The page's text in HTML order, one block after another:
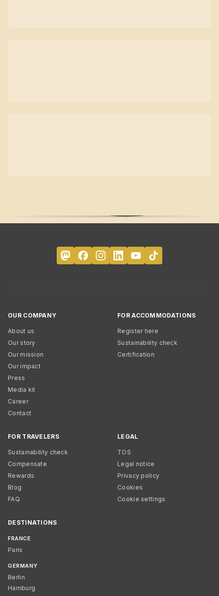
OUR COMPANY
About us
Our story
Our mission
Our impact
Press
Media kit
Career
Contact
FOR ACCOMMODATIONS
Register here
Sustainability check
Certification
FOR TRAVELERS
Sustainability check
Compensate
Rewards
Blog
FAQ
LEGAL
TOS
Legal notice
Privacy policy
Cookies
Cookie settings
DESTINATIONS
FRANCE
Paris
GERMANY
Berlin
Hamburg